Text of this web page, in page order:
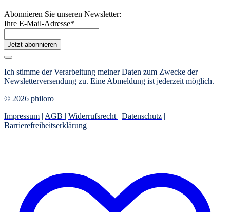
Abonnieren Sie unseren Newsletter:
Ihre E-Mail-Adresse*
Jetzt abonnieren
Ich stimme der Verarbeitung meiner Daten zum Zwecke der
Newsletterversendung zu. Eine Abmeldung ist jederzeit möglich.
© 2026 philoro
Impressum | AGB | Widerrufsrecht | Datenschutz |
Barrierefreiheitserklärung